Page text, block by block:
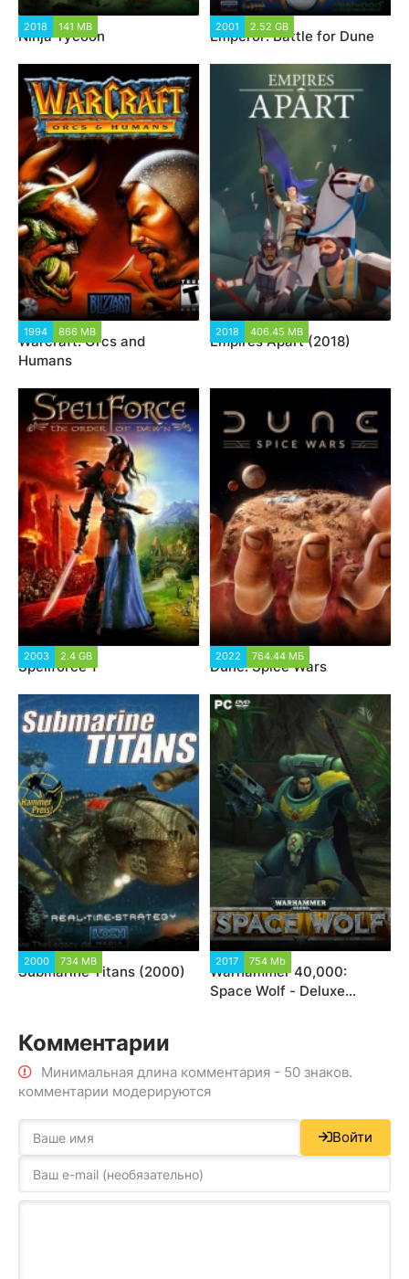
2018 141 MB
Ninja Tycoon
2001 2.52 GB
Emperor: Battle for Dune
1994 866 MB
Warcraft: Orcs and
Humans
2018 406.45 MB
Empires Apart (2018)
2003 2.4 GB
Spellforce 1
2022 764.44 МБ
Dune: Spice Wars
2000 734 MB
Submarine Titans (2000)
2017 754 Mb
Warhammer 40,000:
Space Wolf - Deluxe
Комментарии
Минимальная длина комментария - 50 знаков.
комментарии модерируются
Войти